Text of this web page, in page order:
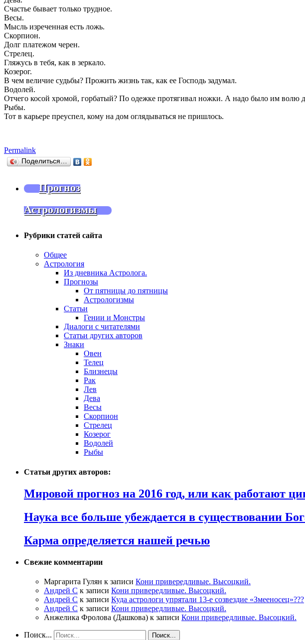
Счастье бывает только трудное.
Весы.
Мысль изреченная есть ложь.
Скорпион.
Долг платежом черен.
Стрелец.
Гляжусь в тебя, как в зеркало.
Козерог.
В чем величие судьбы? Прожить жизнь так, как ее Господь задумал.
Водолей.
Отчего косой хромой, горбатый? По одежке протягивал ножки. А надо было им волю
Рыбы.
Тот в карьере преуспел, кому на дом оглядываться не пришлось.
Permalink
Поделиться…
Прогноз
Астрологизмы
Рубрики статей сайта
Общее
Астрология
Из дневника Астролога.
Прогнозы
От пятницы до пятницы
Астрологизмы
Статьи
Гении и Монстры
Диалоги с читателями
Статьи других авторов
Знаки
Овен
Телец
Близнецы
Рак
Лев
Дева
Весы
Скорпион
Стрелец
Козерог
Водолей
Рыбы
Статьи других авторов:
Мировой прогноз на 2016 год, или как работают
Наука все больше убеждается в существовании
Карма определяется нашей речью
Свежие комментарии
Маргарита Гулян к записи Кони привередливые. Высоцкий.
Андрей С к записи Кони привередливые. Высоцкий.
Андрей С к записи Куда астрологи упрятали 13-е созвездие «Змееносец»???
Андрей С к записи Кони привередливые. Высоцкий.
Анжелика Фролова (Дашкова) к записи Кони привередливые. Высоцкий.
Поиск...